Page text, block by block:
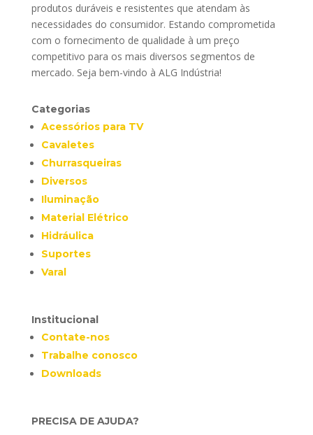
produtos duráveis e resistentes que atendam às
necessidades do consumidor. Estando comprometida
com o fornecimento de qualidade à um preço
competitivo para os mais diversos segmentos de
mercado. Seja bem-vindo à ALG Indústria!
Categorias
Acessórios para TV
Cavaletes
Churrasqueiras
Diversos
Iluminação
Material Elétrico
Hidráulica
Suportes
Varal
Institucional
Contate-nos
Trabalhe conosco
Downloads
PRECISA DE AJUDA?